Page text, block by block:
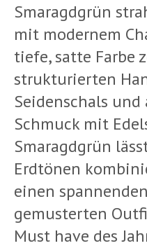
Smaragdgrün
mit modernem
tiefe, satte Farbe
strukturierten
Seidenschals
Schmuck mit
Smaragdgrün
Erdtönen
einen
gemusterten
Must have des